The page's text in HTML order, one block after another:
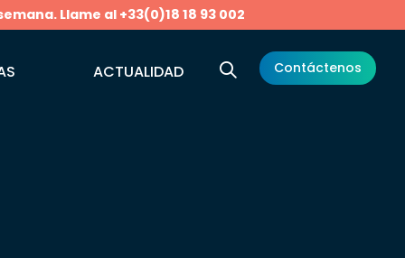
Llame al +33(0)18 18 93 002
ACTUALIDAD Contáctenos